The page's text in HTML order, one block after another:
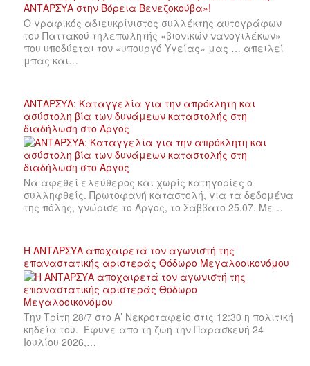
Ο γραφικός αδιευκρίνιστος συλλέκτης αυτογράφων
του Παττακού τηλεπωλητής «βιονικών νανογιλέκων»
που υποδύεται τον «υπουργό Υγείας» μας … απειλεί
μπας και…
ΑΝΤΑΡΣΥΑ: Καταγγελία για την απρόκλητη και
ασύστολη βία των δυνάμεων καταστολής στη
διαδήλωση στο Άργος
Να αφεθεί ελεύθερος και χωρίς κατηγορίες ο
συλληφθείς. Πρωτοφανή καταστολή, για τα δεδομένα
της πόλης, γνώρισε το Άργος, το Σάββατο 25.07. Με…
Η ΑΝΤΑΡΣΥΑ αποχαιρετά τον αγωνιστή της
επαναστατικής αριστεράς Θόδωρο Μεγαλοοικονόμου
Την Τρίτη 28/7 στο Α’ Νεκροταφείο στις 12:30 η πολιτική
κηδεία του. Έφυγε από τη ζωή την Παρασκευή 24
Ιουλίου 2026,…